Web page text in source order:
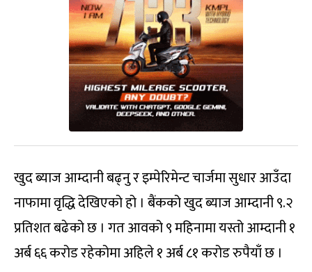
खुद ब्याज आम्दानी बढ्नु र इम्पेरिमेन्ट चार्जमा सुधार आउँदा
नाफामा वृद्धि देखिएको हो । बैंकको खुद ब्याज आम्दानी ९.२
प्रतिशत बढेको छ । गत आवको ९ महिनामा यस्तो आम्दानी १
अर्ब ६६ करोड रहेकोमा अहिले १ अर्ब ८१ करोड रुपैयाँ छ ।